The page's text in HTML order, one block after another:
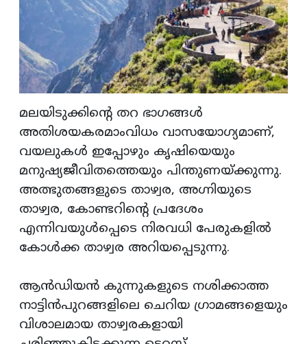
മലയിടുക്കിൻ്റെ തറ ഭാഗങ്ങൾ
അതിശയകരമാംവിധം വാസയോഗ്യമാണ്,
വയലുകൾ ഇപ്പോഴും കൃഷിയെയും
മനുഷ്യജീവിതത്തെയും പിന്തുണയ്ക്കുന്നു.
അത്ഭുതങ്ങളുടെ താഴ്വര, അഗ്നിയുടെ
താഴ്വര, കോണ്ടറിൻ്റെ പ്രദേശം
എന്നിവയുൾപ്പെടെ നിരവധി പേരുകളിൽ
കോൾക്ക താഴ്വര അറിയപ്പെടുന്നു.
ആൻഡിയൻ കുന്നുകളുടെ നശിക്കാത്ത
നാട്ടിൻപുറങ്ങളിലെ ചെറിയ ഗ്രാമങ്ങളെയും
വിശാലമായ താഴ്വരകളായി